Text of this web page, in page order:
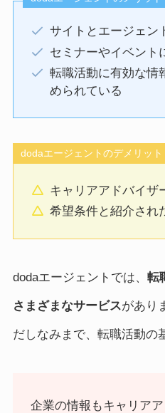
サイトとエージェン
セミナーやイベント
転職活動に有効な情
められている
dodaエージェントのデメリット
キャリアアドバイザ
希望条件と紹介され
dodaエージェントでは、 転
さまざまなサービスがあり
だしなみまで、転職活動の
企業の情報もキャリア